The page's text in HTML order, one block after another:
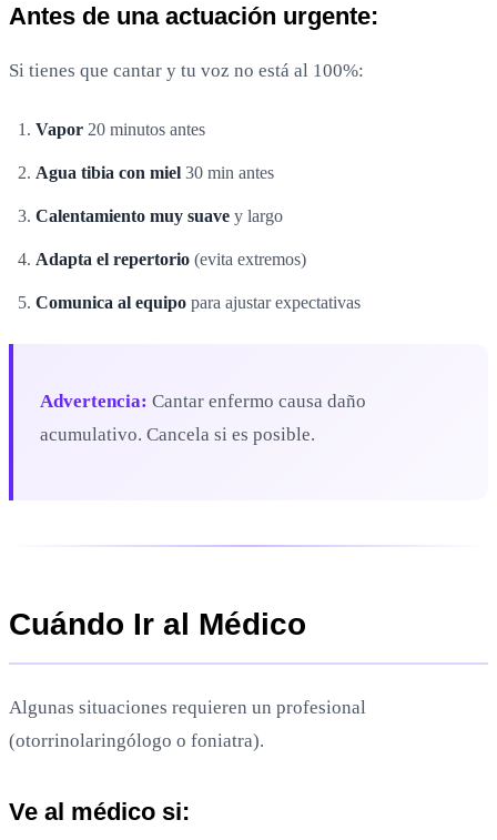
Antes de una actuación urgente:
Si tienes que cantar y tu voz no está al 100%:
Vapor 20 minutos antes
Agua tibia con miel 30 min antes
Calentamiento muy suave y largo
Adapta el repertorio (evita extremos)
Comunica al equipo para ajustar expectativas
Advertencia: Cantar enfermo causa daño
acumulativo. Cancela si es posible.
Cuándo Ir al Médico
Algunas situaciones requieren un profesional
(otorrinolaringólogo o foniatra).
Ve al médico si: